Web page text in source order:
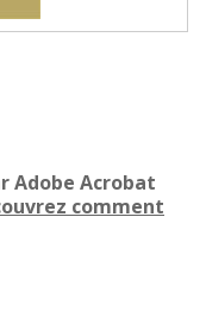
Adobe Acrobat
comment